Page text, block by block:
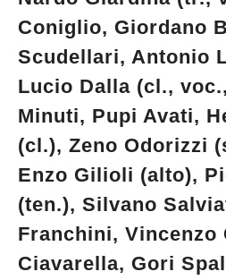
Coniglio, Giordano
Scudellari, Antonio
Lucio Dalla (cl.,
Minuti, Pupi Avati,
(cl.), Zeno Odorizzi
Enzo Gilioli (alto),
(ten.), Silvano
Franchini, Vincenzo
Ciavarella, Gori